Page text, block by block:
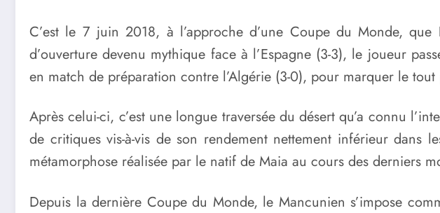
C’est le 7 juin 2018, à l’approche d’une Coupe du Monde, que
d’ouverture devenu mythique face à l’Espagne (3-3), le joueur
en match de préparation contre l’Algérie (3-0), pour marquer le
Après celui-ci, c’est une longue traversée du désert qu’a connu
de critiques vis-à-vis de son rendement nettement inférieur dans
métamorphose réalisée par le natif de Maia au cours des derniers
Depuis la dernière Coupe du Monde, le Mancunien s’impose